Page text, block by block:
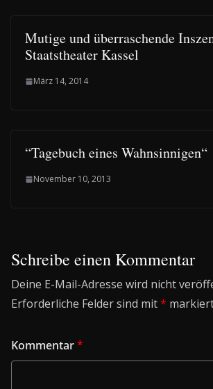
Mutige und überraschende
Staatstheater Kassel
März 14, 2014
“Tagebuch eines Wahnsinnigen“
November 10, 2013
Schreibe einen Kommentar
Deine E-Mail-Adresse wird nicht
Erforderliche Felder sind mit*
Kommentar*